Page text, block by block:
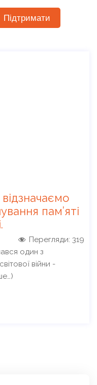
Підтримати
пам’яті
Перегляди: 319
один з
війни -